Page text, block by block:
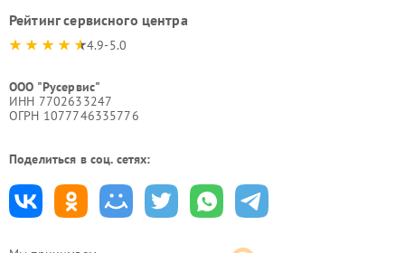
Рейтинг сервисного центра
4.9-5.0
ООО "Русервис"
ИНН 7702633247
ОГРН 1077746335776
Поделиться в соц. сетях: